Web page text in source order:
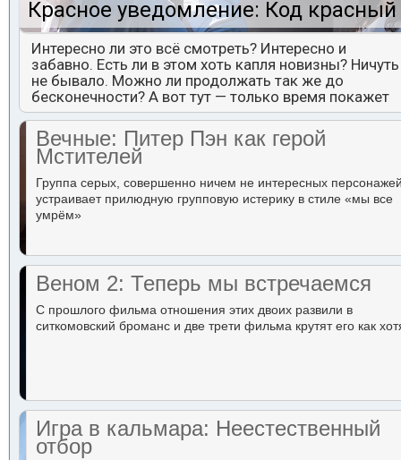
Красное уведомление: Код красный
Интересно ли это всё смотреть? Интересно и
забавно. Есть ли в этом хоть капля новизны? Ничуть
не бывало. Можно ли продолжать так же до
бесконечности? А вот тут — только время покажет
Вечные: Питер Пэн как герой
Мстителей
Группа серых, совершенно ничем не интересных
устраивает прилюдную групповую истерику в стиле «мы все
умрём»
Веном 2: Теперь мы встречаемся
С прошлого фильма отношения этих двоих развили в
ситкомовский броманс и две трети фильма крутят его как
Игра в кальмара: Неестественный
отбор